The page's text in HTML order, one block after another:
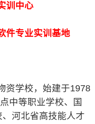
训中心
专业实训基地
学校，始建于1978
中等职业学校、国
河北省高技能人才